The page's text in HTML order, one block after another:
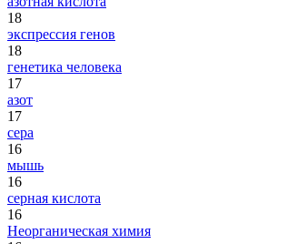
18
экспрессия генов
18
генетика человека
17
азот
17
сера
16
мышь
16
серная кислота
16
Неорганическая химия